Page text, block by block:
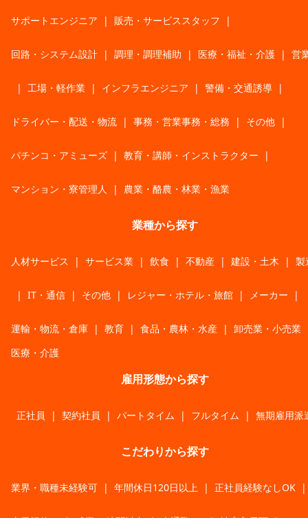
サポートエンジニア | 販売・サービススタッフ |
回路・システム設計 | 調理・調理補助 | 医療・福祉・介護 | 営
| 工場・軽作業 | インフラエンジニア | 警備・交通誘導 |
ドライバー・配送・物流 | 事務・営業事務・総務 | その他 |
パチンコ・アミューズ | 教育・講師・インストラクター |
マンション・寮管理人 | 農業・酪農・林業・漁業
業種から探す
人材サービス | サービス業 | 飲食 | 不動産 | 建設・土木 | 製
| IT・通信 | その他 | レジャー・ホテル・旅館 | メーカー |
運輸・物流・倉庫 | 教育 | 食品・農林・水産 | 卸売業・小売業
医療・介護
雇用形態から探す
正社員 | 契約社員 | パートタイム | フルタイム | 無期雇用派
こだわりから探す
業界・職種未経験可 | 年間休日120日以上 | 正社員経験なしOK |